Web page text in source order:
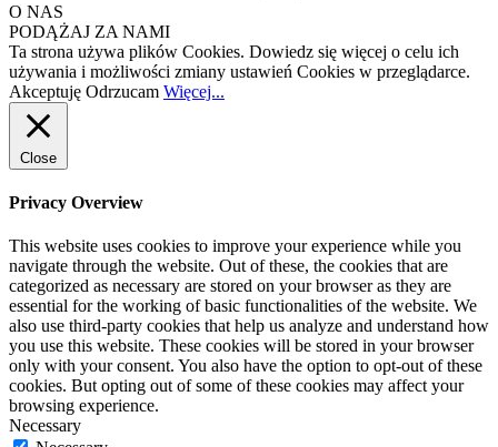
O NAS
PODĄŻAJ ZA NAMI
Ta strona używa plików Cookies. Dowiedz się więcej o celu ich
używania i możliwości zmiany ustawień Cookies w przeglądarce.
Akceptuję Odrzucam Więcej...
Close
Privacy Overview
This website uses cookies to improve your experience while you
navigate through the website. Out of these, the cookies that are
categorized as necessary are stored on your browser as they are
essential for the working of basic functionalities of the website. We
also use third-party cookies that help us analyze and understand how
you use this website. These cookies will be stored in your browser
only with your consent. You also have the option to opt-out of these
cookies. But opting out of some of these cookies may affect your
browsing experience.
Necessary